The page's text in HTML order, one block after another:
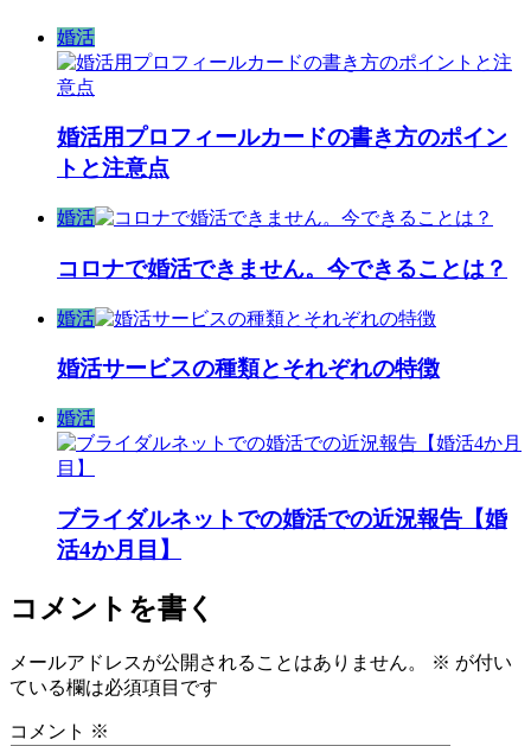
婚活
婚活用プロフィールカードの書き方のポイン
トと注意点
婚活
コロナで婚活できません。今できることは？
婚活
婚活サービスの種類とそれぞれの特徴
婚活
ブライダルネットでの婚活での近況報告【婚
活4か月目】
コメントを書く
メールアドレスが公開されることはありません。 ※ が付い
ている欄は必須項目です
コメント ※